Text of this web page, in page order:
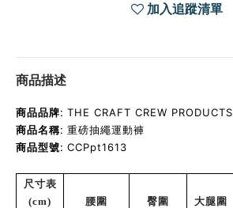
加入追蹤清單
商品描述
商品品牌: THE CRAFT CREW PRODUCTS
商品名稱: 重磅抽繩運動褲
商品型號: CCPpt1613
尺寸表
(cm)
腰圍 臀圍 大腿圍